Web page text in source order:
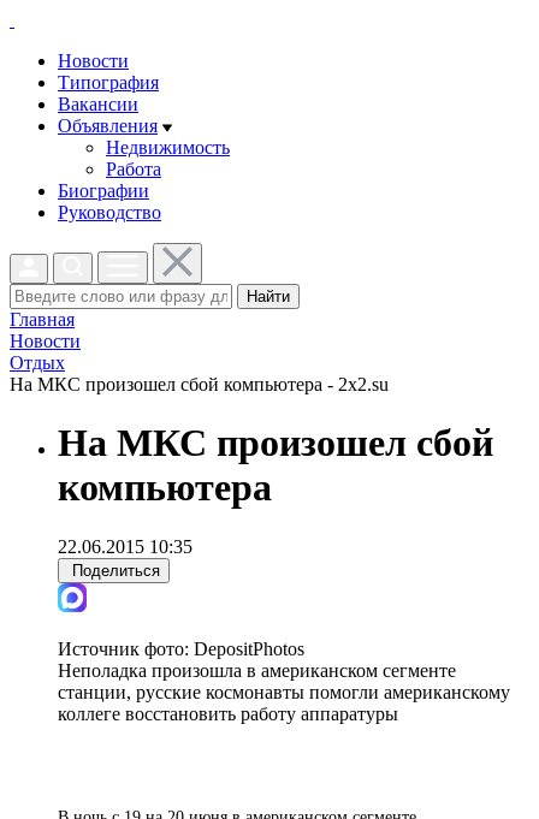
Новости
Типография
Вакансии
Объявления
Недвижимость
Работа
Биографии
Руководство
Найти
Главная
Новости
Отдых
На МКС произошел сбой компьютера - 2x2.su
На МКС произошел сбой
компьютера
22.06.2015 10:35
Поделиться
Источник фото: DepositPhotos
Неполадка произошла в американском сегменте
станции, русские космонавты помогли американскому
коллеге восстановить работу аппаратуры